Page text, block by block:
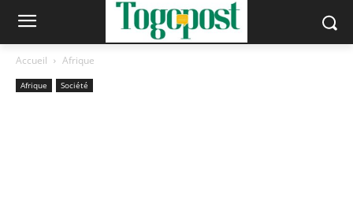
Accueil Afrique
Afrique Société